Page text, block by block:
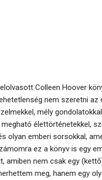
Colleen Hoover
nem szeretni az
mély
élettörténetekkel,
olyan emberi sorsokkal,
ez a könyv is egy
amiben nem csak egy
meg, hanem egy